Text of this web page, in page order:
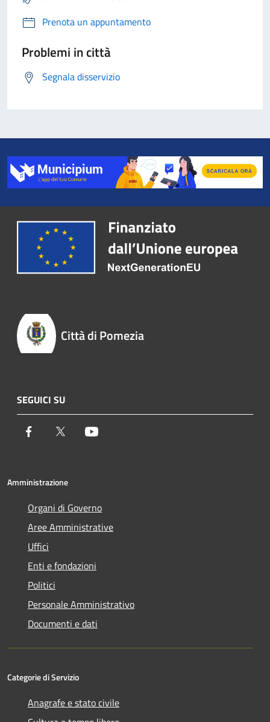
Prenota un appuntamento
Problemi in città
Segnala disservizio
Città di Pomezia
SEGUICI SU
Facebook Twitter
Amministrazione
Organi di Governo
Aree Amministrative
Uffici
Enti e fondazioni
Politici
Personale Amministrativo
Documenti e dati
Categorie di Servizio
Anagrafe e stato civile